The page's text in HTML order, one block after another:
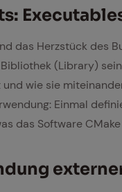
das Herzstück des
(Library)
wie sie
Einmal
das Software